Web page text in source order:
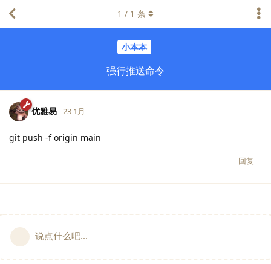
小本本
强行推送命令
1 / 1 条
优雅易 23 1月
git push -f origin main
回复
说点什么吧...